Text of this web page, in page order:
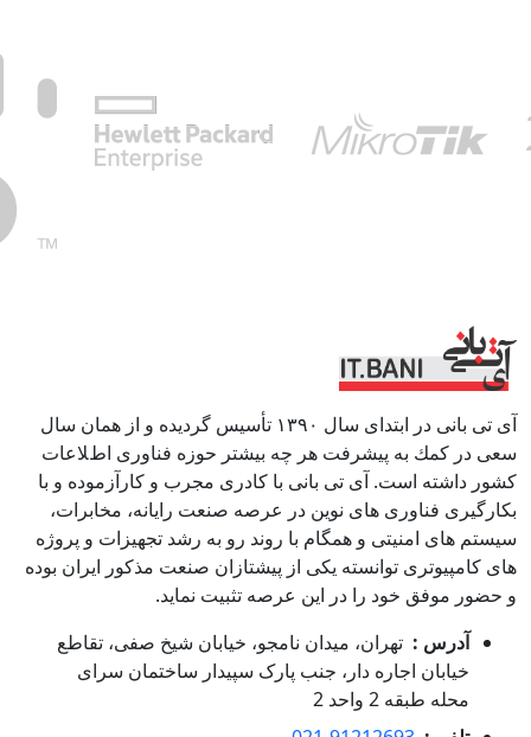
آی تی بانی در ابتداى سال ١٣٩٠ تأسيس گرديده و از همان سال
سعى در كمك به پيشرفت هر چه بيشتر حوزه فناورى اطﻼعات
كشور داشته است. آی تی بانی با كادرى مجرب و كارآزموده و با
بكارگيرى فناوری هاى نوين در عرصه صنعت رايانه، مخابرات،
سيستم هاى امنيتى و همگام با روند رو به رشد تجهيزات و پروژه
هاى كامپيوترى توانسته يكى از پيشتازان صنعت مذكور ايران بوده
و حضور موفق خود را در اين عرصه تثبيت نمايد.
آدرس : تهران، میدان نامجو، خیابان شیخ صفی، تقاطع
خیابان اجاره دار، جنب پارک سپیدار ساختمان سرای
محله طبقه 2 واحد 2